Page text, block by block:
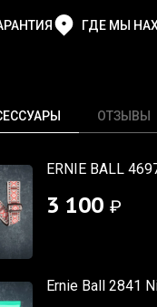
ГДЕ МЫ
ОТЗЫВЫ
ERNIE BALL
3 100 ₽
Ernie Ball 2841